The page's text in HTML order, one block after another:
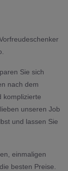
Sie sich
nach dem
komplizierte
unseren Job
und lassen Sie
einmaligen
besten Preise.